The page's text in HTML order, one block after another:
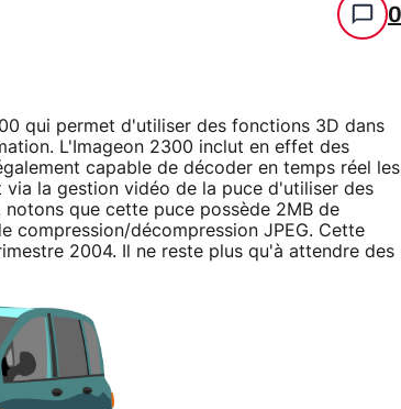
0
qui permet d'utiliser des fonctions 3D dans
L'Imageon 2300 inclut en effet des
capable de décoder en temps réel les
via la gestion vidéo de la puce d'utiliser des
que cette puce possède 2MB de
compression/décompression JPEG. Cette
2004. Il ne reste plus qu'à attendre des